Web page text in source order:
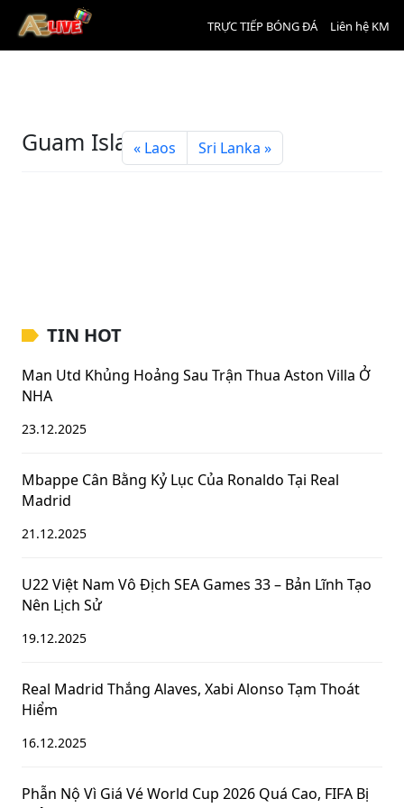
TRỰC TIẾP BÓNG ĐÁ Liên hệ KM
Guam IslandLaos Sri Lanka
TIN HOT
Man Utd Khủng Hoảng Sau Trận Thua Aston Villa Ở
NHA
23.12.2025
Mbappe Cân Bằng Kỷ Lục Của Ronaldo Tại Real
Madrid
21.12.2025
U22 Việt Nam Vô Địch SEA Games 33 – Bản Lĩnh Tạo
Nên Lịch Sử
19.12.2025
Real Madrid Thắng Alaves, Xabi Alonso Tạm Thoát
Hiểm
16.12.2025
Phẫn Nộ Vì Giá Vé World Cup 2026 Quá Cao, FIFA Bị